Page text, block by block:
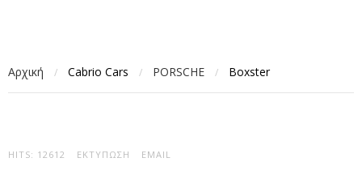
Αρχική / Cabrio Cars / PORSCHE / Boxster
HITS: 12612 ΕΚΤΎΠΩΣΗ EMAIL